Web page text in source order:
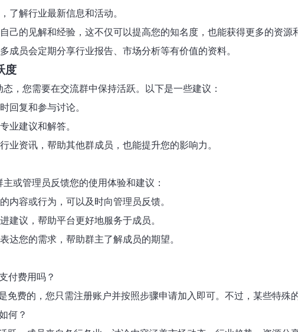
了解行业最新信息和活动。
己的见解和经验，这不仅可以提高您的知名度，也能获得更多的资源
成员会定期分享行业报告、市场分析等有价值的资料。
度
，您需要在交流群中保持活跃。以下是一些建议：
回复和参与讨论。
业建议和解答。
业资讯，帮助其他群成员，也能提升您的影响力。
或管理员反馈您的使用体验和建议：
内容或行为，可以及时向管理员反馈。
建议，帮助平台更好地服务于成员。
达您的需求，帮助群主了解成员的期望。
付费用吗？
免费的，您只需注册账户并按照步骤申请加入即可。不过，某些特殊
何？